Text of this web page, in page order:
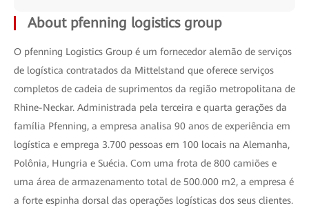
About pfenning logistics group
O pfenning Logistics Group é um fornecedor alemão de serviços
de logística contratados da Mittelstand que oferece serviços
completos de cadeia de suprimentos da região metropolitana de
Rhine-Neckar. Administrada pela terceira e quarta gerações da
família Pfenning, a empresa analisa 90 anos de experiência em
logística e emprega 3.700 pessoas em 100 locais na Alemanha,
Polônia, Hungria e Suécia. Com uma frota de 800 camiões e
uma área de armazenamento total de 500.000 m2, a empresa é
a forte espinha dorsal das operações logísticas dos seus clientes.